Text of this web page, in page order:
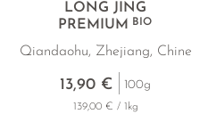
LONG JING
PREMIUMBIO
Qiandaohu, Zhejiang, Chine
13,90 € 100g
139,00 € / 1kg